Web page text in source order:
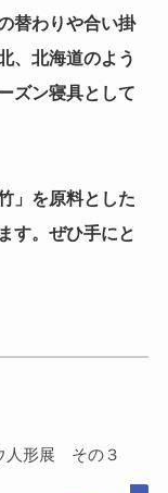
替わりや合い掛
、北海道のよう
ズン寝具として
」を原料とした
す。ぜひ手にと
人形展 その３